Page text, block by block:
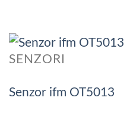
SENZORI
Senzor ifm OT5013